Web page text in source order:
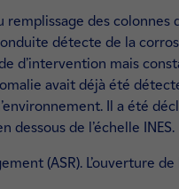
des colonnes
détecte de la
d’intervention mais
avait déjà été
Il a été
de l’échelle INES.
(ASR). L’ouverture